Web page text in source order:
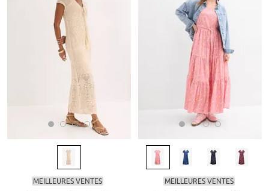
MEILLEURES VENTES MEILLEURES VENTES